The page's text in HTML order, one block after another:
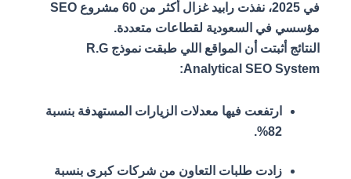
في 2025، نفذت رابيد غزال أكثر من 60 مشروع SEO
مؤسسي في السعودية لقطاعات متعددة.
النتائج أثبتت أن المواقع اللي طبقت نموذج R.G
Analytical SEO System:
ارتفعت فيها معدلات الزيارات المستهدفة بنسبة
زادت طلبات التعاون من شركات كبرى بنسبة